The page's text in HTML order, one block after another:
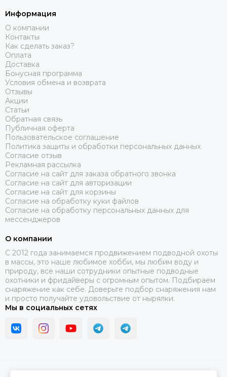
Информация
О компании
Контакты
Как сделать заказ?
Оплата
Доставка
Бонусная программа
Условия обмена и возврата
Отзывы
Акции
Статьи
Обратная связь
Публичная оферта
Пользовательское соглашение
Политика защиты и обработки персональных данных
Согласие отзыв
Рекламная рассылка
Согласие на сайт для заказа обратного звонка
Согласие на сайт для авторизации
Согласие на сайт для корзины
Согласие на обработку куки файлов
Согласие на обработку персональных данных для
мессенджеров
О компании
C 2012 года занимаемся продвижением подводной охоты
в массы, это наше любимое хобби, мы любим воду и
природу, все наши сотрудники опытные подводные
охотники и фридайверы с огромным опытом. Подбираем
снаряжение как себе. Доверьте подбор снаряжения нам
и просто получайте удовольствие от нырялки.
Мы в социальных сетях